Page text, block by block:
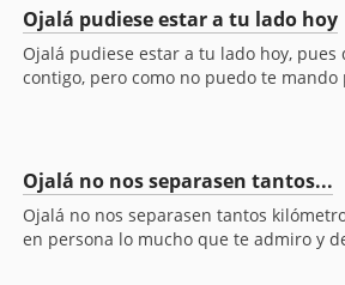
Ojalá pudiese estar a tu lado hoy
Ojalá pudiese estar a tu lado hoy,
contigo, pero como no puedo te mando
Ojalá no nos separasen tantos...
Ojalá no nos separasen tantos
en persona lo mucho que te admiro y